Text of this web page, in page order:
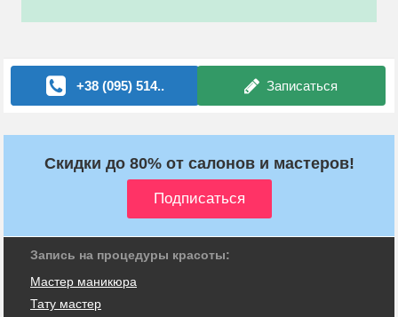
+38 (095) 514.. Записаться
Скидки до 80% от салонов и мастеров!
Запись на процедуры красоты:
Мастер маникюра
Тату мастер